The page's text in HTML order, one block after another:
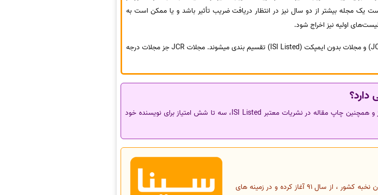
یک مجله بیشتر از دو سال نیز در انتظار دریافت ضریب تأثیر باشد و یا ممکن است به
اولیه نیز اخراج شود.
به صورت کلی مجلات ISI ، به دو دسته مجلات ایمپکتدار (JCR) و مجلات بدون ایمپکت (ISI Listed) تقسیم بندی میشوند. مجلات JCR جز مجلات درجه
چاپ مقاله در نشریان معتبر JCR در مصاحبه دکتری هفت امتیاز و همچنین چاپ مقاله در نشریات معتبر ISI Listed، سه تا شش امتیاز برای نویسنده خود
فعالیت خود را با اجماع دانشجویان و محققان نخبه کشور ، از سال 91 آغاز کرده و در زمینه های